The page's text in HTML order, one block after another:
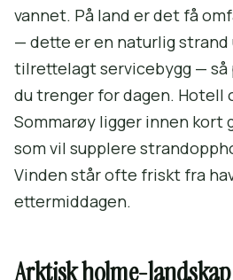
vannet. På land er det få
— dette er en naturlig
tilrettelagt servicebygg — så
du trenger for dagen. Hotell
Sommarøy ligger innen kort
som vil supplere
Vinden står ofte friskt fra
ettermiddagen.
Arktisk holme-